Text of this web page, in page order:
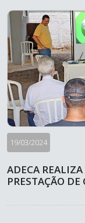
19/03/2024
ADECA
PRESTAÇÃO